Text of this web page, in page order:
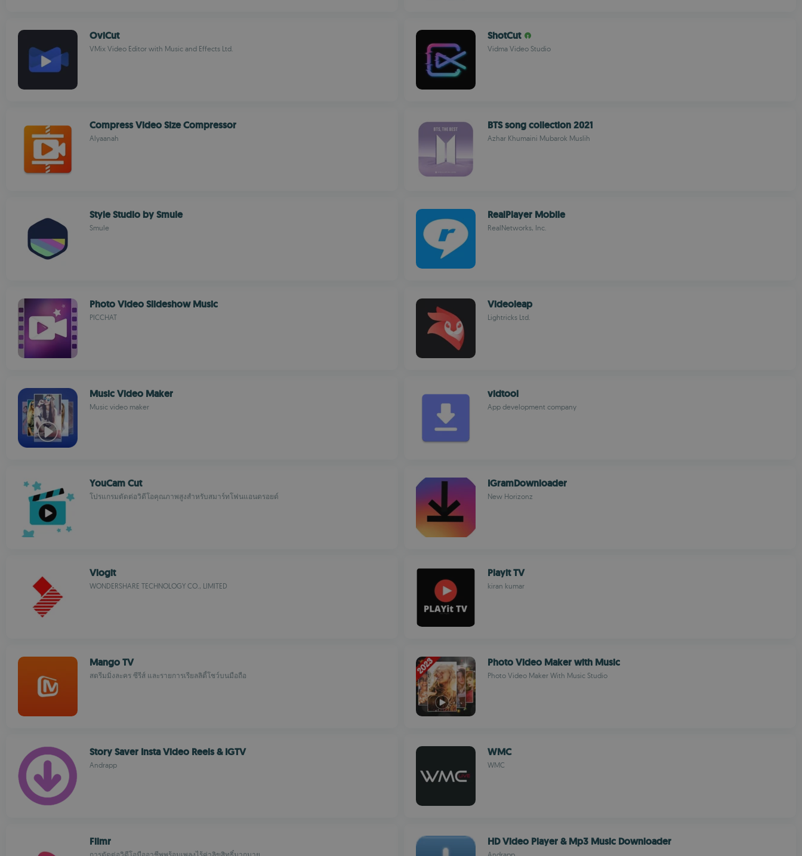
OviCut
VMix Video Editor with Music and Effects Ltd.
ShotCut
Vidma Video Studio
Compress Video Size Compressor
Alyaanah
BTS song collection 2021
Azhar Khumaini Mubarok Muslih
Style Studio by Smule
Smule
RealPlayer Mobile
RealNetworks, Inc.
Photo Video Slideshow Music
PICCHAT
Videoleap
Lightricks Ltd.
Music Video Maker
Music video maker
vidtool
App development company
YouCam Cut
โปรแกรมตัดต่อวิดีโอคุณภาพสูงสำหรับสมาร์ทโฟนแอนดรอยด์
IGramDownloader
New Horizonz
Vlogit
WONDERSHARE TECHNOLOGY CO., LIMITED
Playit TV
kiran kumar
Mango TV
สตรีมมิ่งละคร ซีรีส์ และรายการเรียลลิตี้โชว์บนมือถือ
Photo Video Maker with Music
Photo Video Maker With Music Studio
Story Saver Insta Video Reels & IGTV
Andrapp
WMC
WMC
Filmr HD Video Player & Mp3 Music Downloader